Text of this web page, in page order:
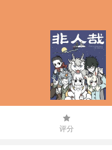
评分